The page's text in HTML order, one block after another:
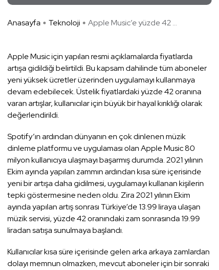
Anasayfa Teknoloji Apple Music’e yüzde 42 ...
Apple Music için yapılan resmi açıklamalarda fiyatlarda
artışa gidildiği belirtildi. Bu kapsam dahilinde tüm aboneler
yeni yüksek ücretler üzerinden uygulamayı kullanmaya
devam edebilecek. Üstelik fiyatlardaki yüzde 42 oranına
varan artışlar, kullanıcılar için büyük bir hayal kırıklığı olarak
değerlendirildi.
Spotify’ın ardından dünyanın en çok dinlenen müzik
dinleme platformu ve uygulaması olan Apple Music 80
milyon kullanıcıya ulaşmayı başarmış durumda. 2021 yılının
Ekim ayında yapılan zammın ardından kısa süre içerisinde
yeni bir artışa daha gidilmesi, uygulamayı kullanan kişilerin
tepki göstermesine neden oldu. Zira 2021 yılının Ekim
ayında yapılan artış sonrası Türkiye’de 13.99 liraya ulaşan
müzik servisi, yüzde 42 oranındaki zam sonrasında 19.99
liradan satışa sunulmaya başlandı.
Kullanıcılar kısa süre içerisinde gelen arka arkaya zamlardan
dolayı memnun olmazken, mevcut aboneler için bir sonraki